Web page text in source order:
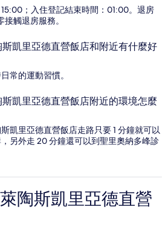
；入住登記結束時間：01:00。退房
觸退房服務。
凱里亞德直營飯店和附近有什麼好
常的運動習慣。
凱里亞德直營飯店附近的環境怎麼
凱里亞德直營飯店走路只要 1 分鐘就可以
另外走 20 分鐘還可以到聖里奧納多峰診
陶斯凱里亞德直營